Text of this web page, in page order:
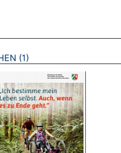
ODER ZULETZT
1 BROSCHÜREN